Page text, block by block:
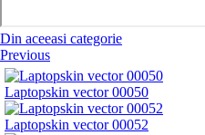
Din aceeasi categorie
Previous
Laptopskin vector 00050
Laptopskin vector 00052